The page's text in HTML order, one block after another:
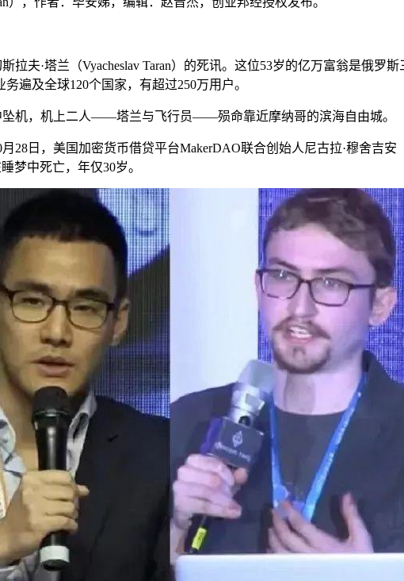
拉夫·塔兰（Vyacheslav Taran）的死讯。这位53岁的亿万富翁是俄罗
遍及全球120个国家，有超过250万用户。
坠机，机上二人——塔兰与飞行员——殒命靠近摩纳哥的滨海自由城。
28日，美国加密货币借贷平台MakerDAO联合创始人尼古拉·穆舍吉安
梦中死亡，年仅30岁。